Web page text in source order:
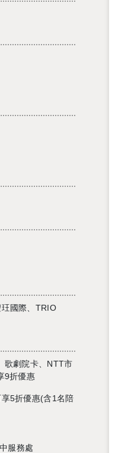
國際、TRIO
歌劇院卡、NTT市
9折優惠
5折優惠(含1名陪
服務處
還沒加入會員